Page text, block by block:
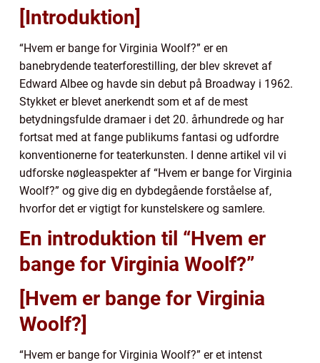
[Introduktion]
“Hvem er bange for Virginia Woolf?” er en
banebrydende teaterforestilling, der blev skrevet af
Edward Albee og havde sin debut på Broadway i 1962.
Stykket er blevet anerkendt som et af de mest
betydningsfulde dramaer i det 20. århundrede og har
fortsat med at fange publikums fantasi og udfordre
konventionerne for teaterkunsten. I denne artikel vil vi
udforske nøgleaspekter af “Hvem er bange for Virginia
Woolf?” og give dig en dybdegående forståelse af,
hvorfor det er vigtigt for kunstelskere og samlere.
En introduktion til “Hvem er
bange for Virginia Woolf?”
[Hvem er bange for Virginia
Woolf?]
“Hvem er bange for Virginia Woolf?” er et intenst